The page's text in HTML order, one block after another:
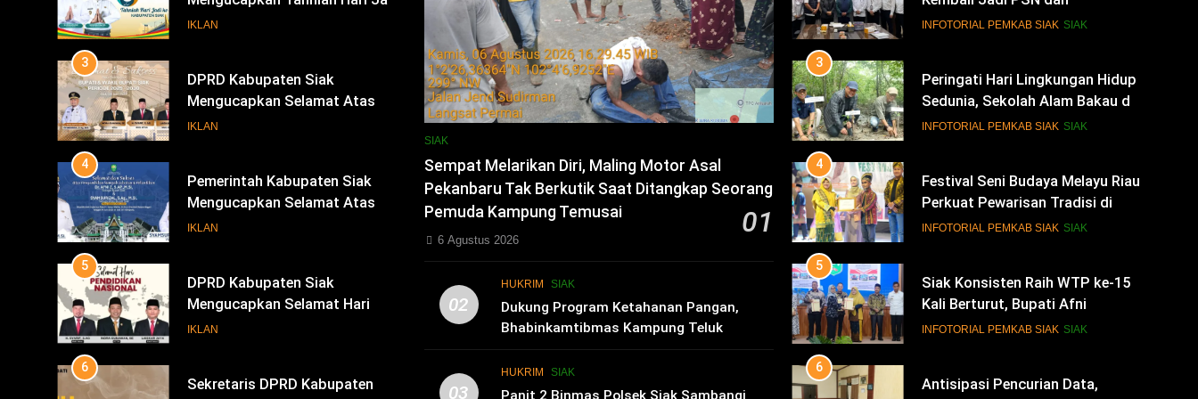
Pengambilan Sumpah Jabatan
IKLAN
4
Pemerintah Kabupaten Siak
Mengucapkan Selamat Atas
Pengambilan Sumpah Jabatan
IKLAN
5
DPRD Kabupaten Siak
Mengucapkan Selamat Hari
Pendidikan Nasional
IKLAN
6
Sekretaris DPRD Kabupaten
Siak Mengucapkan Selamat Hari
Buruh
IKLAN
7
KENALI WARNA SURAT SUARA
SIAK
Sempat Melarikan Diri, Maling Motor Asal
Pekanbaru Tak Berkutik Saat Ditangkap Seorang
Pemuda Kampung Temusai
01
6 Agustus 2026
02
HUKRIM SIAK
Dukung Program Ketahanan Pangan,
Bhabinkamtibmas Kampung Teluk
Merempan Tinjau Tanaman Jagung Waga
03
HUKRIM SIAK
Siak Cetak Generasi Penjaga
INFOTORIAL PEMKAB SIAK SIAK
4
Festival Seni Budaya Melayu Riau
Perkuat Pewarisan Tradisi di
Negeri Istana
INFOTORIAL PEMKAB SIAK SIAK
5
Siak Konsisten Raih WTP ke-15
Kali Berturut, Bupati Afni
Tekankan Penguatan Tata Kelola
INFOTORIAL PEMKAB SIAK SIAK
6
Antisipasi Pencurian Data,
Diskominfo Siak Perkuat Tim
Tanggap Insiden Siber
INFOTORIAL PEMKAB SIAK SIAK
7
Safari Ramadan di Pedalaman